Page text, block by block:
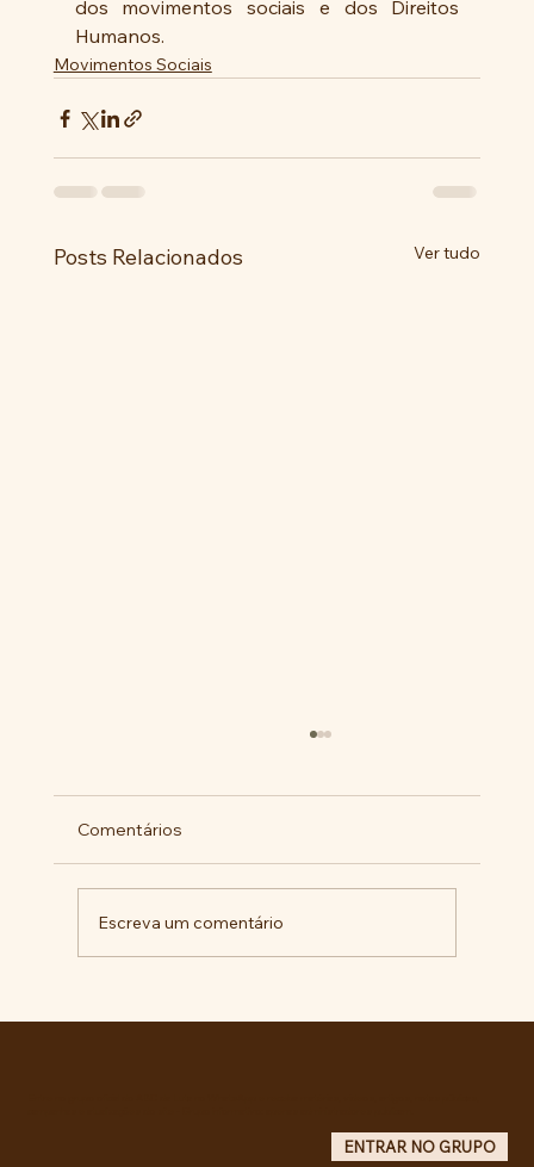
dos movimentos sociais e dos Direitos
Humanos.
Movimentos Sociais
Posts Relacionados Ver tudo
Comentários
Escreva um comentário
ENTRAR NO GRUPO